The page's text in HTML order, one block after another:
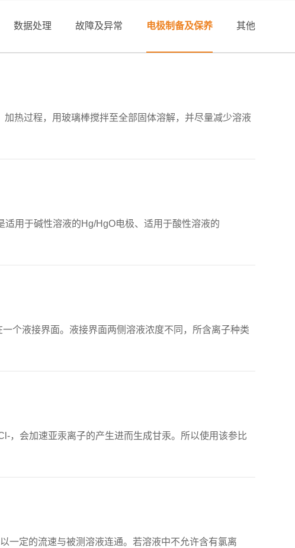
数据处理 故障及异常 电极制备及保养 其他
热过程，用玻璃棒搅拌至全部固体溶解，并尽量减少溶液
用于碱性溶液的Hg/HgO电极、适用于酸性溶液的
个液接界面。液接界面两侧溶液浓度不同，所含离子种类
，会加速亚汞离子的产生进而生成甘汞。所以使用该参比
一定的流速与被测溶液连通。若溶液中不允许含有氯离